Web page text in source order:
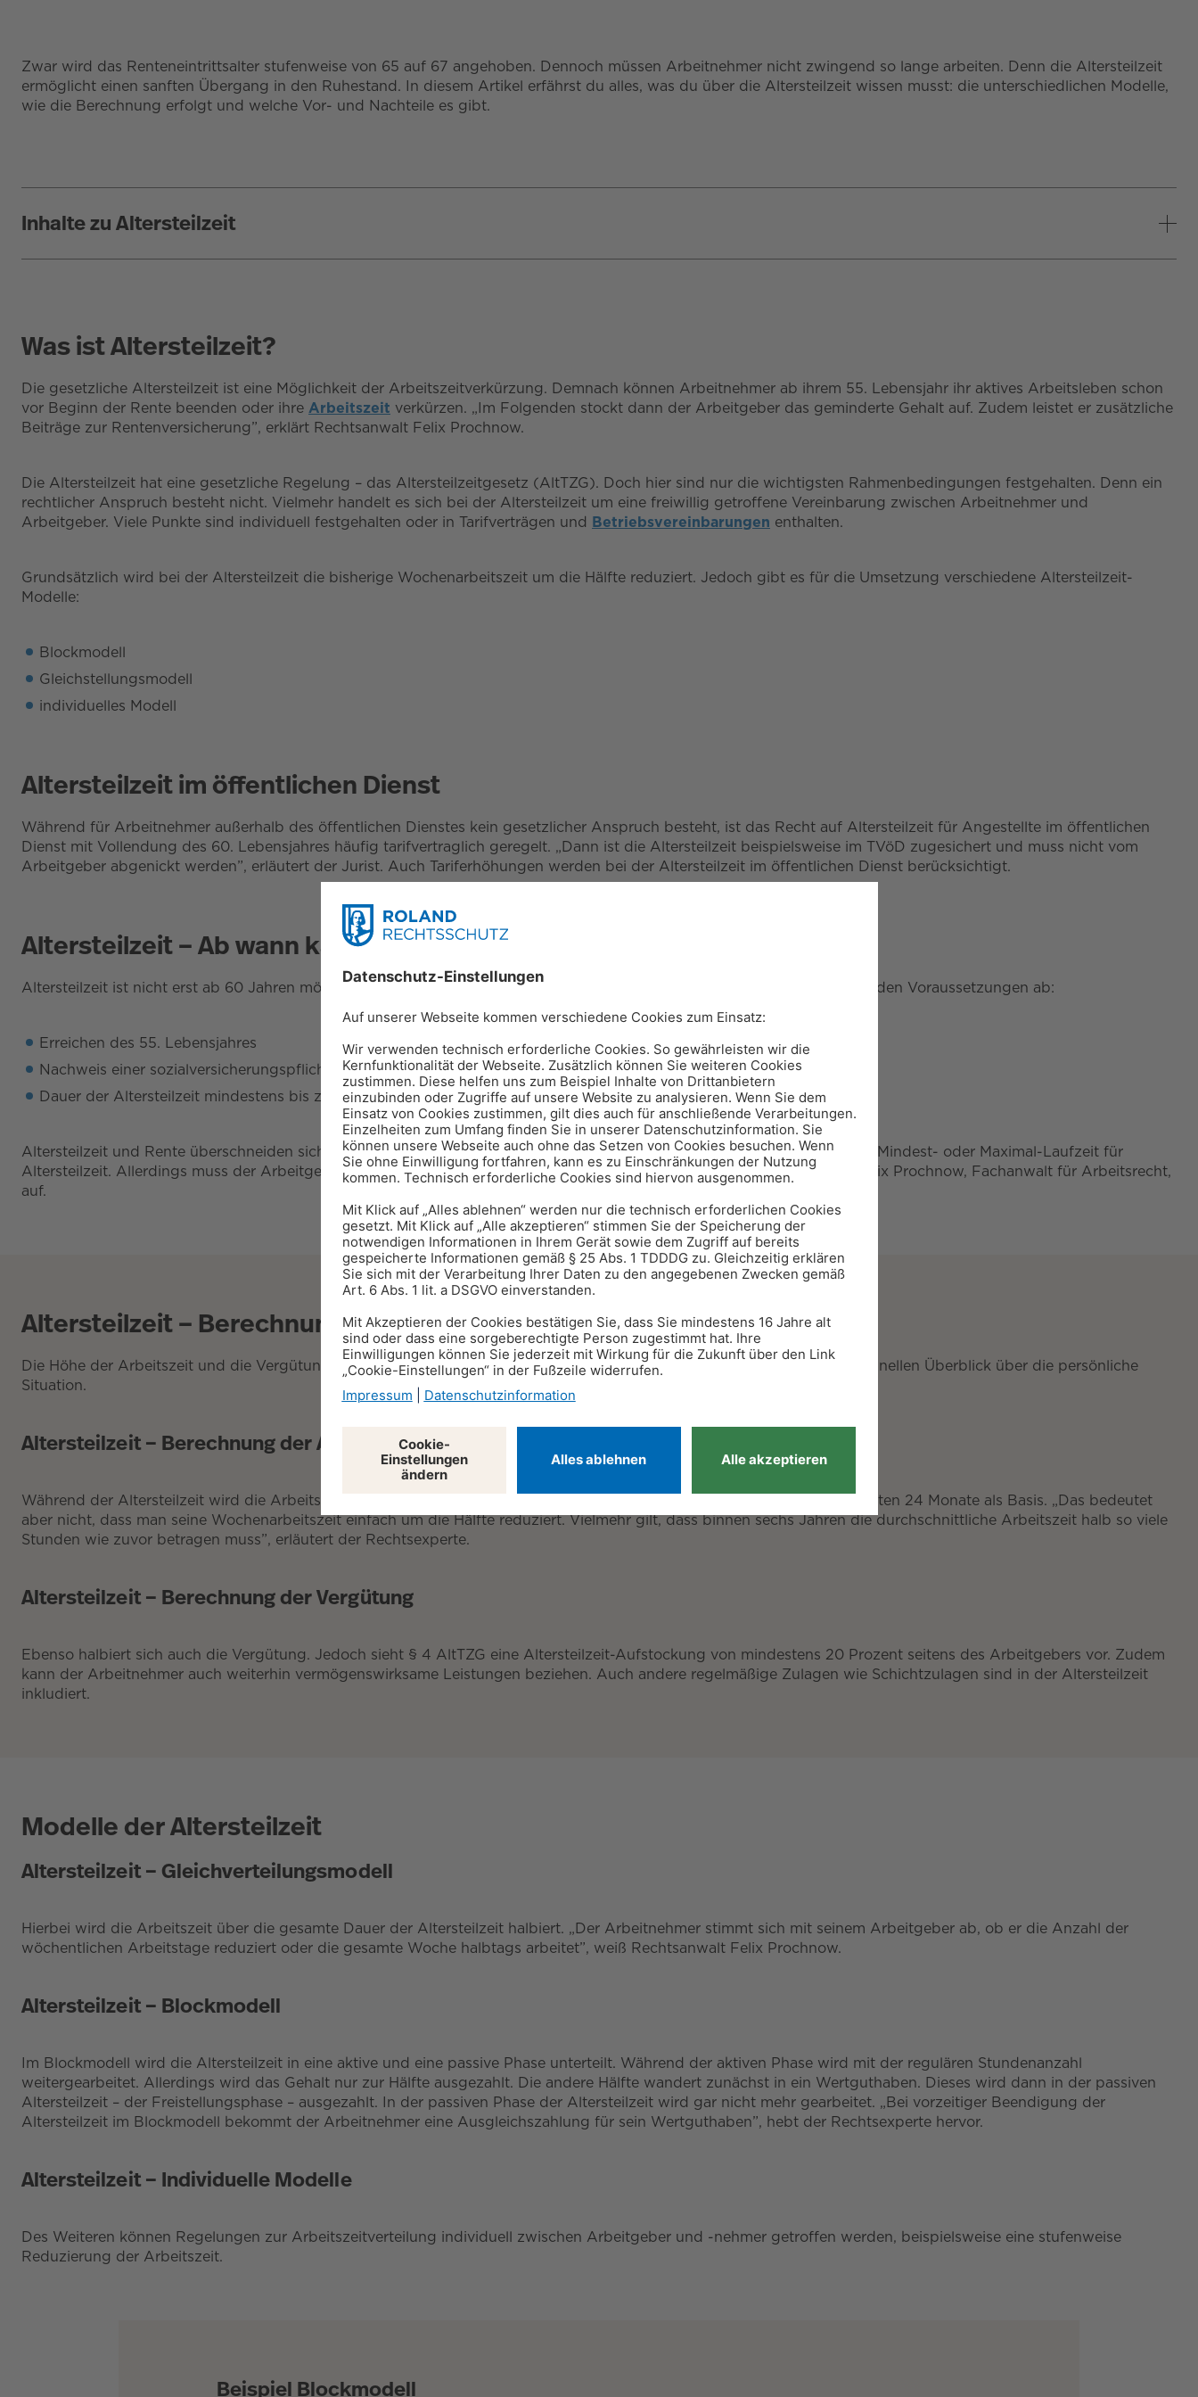
Zwar wird das Renteneintrittsalter stufenweise von 65 auf 67 angehoben. Dennoch müssen Arbeitnehmer nicht zwingend so lange arbeiten. Denn die Altersteilzeit
ermöglicht einen sanften Übergang in den Ruhestand. In diesem Artikel erfährst du alles, was du über die Altersteilzeit wissen musst: die unterschiedlichen Modelle,
wie die Berechnung erfolgt und welche Vor- und Nachteile es gibt.
Inhalte zu Altersteilzeit
Was ist Altersteilzeit?
Die gesetzliche Altersteilzeit ist eine Möglichkeit der Arbeitszeitverkürzung. Demnach können Arbeitnehmer ab ihrem 55. Lebensjahr ihr aktives Arbeitsleben schon
vor Beginn der Rente beenden oder ihre Arbeitszeit verkürzen. „Im Folgenden stockt dann der Arbeitgeber das geminderte Gehalt auf. Zudem leistet er zusätzliche
Beiträge zur Rentenversicherung”, erklärt Rechtsanwalt Felix Prochnow.
Die Altersteilzeit hat eine gesetzliche Regelung – das Altersteilzeitgesetz (AltTZG). Doch hier sind nur die wichtigsten Rahmenbedingungen festgehalten. Denn ein
rechtlicher Anspruch besteht nicht. Vielmehr handelt es sich bei der Altersteilzeit um eine freiwillig getroffene Vereinbarung zwischen Arbeitnehmer und
Arbeitgeber. Viele Punkte sind individuell festgehalten oder in Tarifverträgen und Betriebsvereinbarungen enthalten.
Grundsätzlich wird bei der Altersteilzeit die bisherige Wochenarbeitszeit um die Hälfte reduziert. Jedoch gibt es für die Umsetzung verschiedene Altersteilzeit-
Modelle:
Blockmodell
Gleichstellungsmodell
individuelles Modell
Altersteilzeit im öffentlichen Dienst
Während für Arbeitnehmer außerhalb des öffentlichen Dienstes kein gesetzlicher Anspruch besteht, ist das Recht auf Altersteilzeit für Angestellte im öffentlichen
Dienst mit Vollendung des 60. Lebensjahres häufig tarifvertraglich geregelt. „Dann ist die Altersteilzeit beispielsweise im TVöD zugesichert und muss nicht vom
Arbeitgeber abgenickt werden”, erläutert der Jurist. Auch Tariferhöhungen werden bei der Altersteilzeit im öffentlichen Dienst berücksichtigt.
Altersteilzeit – Ab wann kann ich sie nehmen?
Altersteilzeit ist nicht erst ab 60 Jahren möglich. Ab wann ein Arbeitnehmer in Altersteilzeit gehen kann, hängt von folgenden Voraussetzungen ab:
Erreichen des 55. Lebensjahres
Nachweis einer sozialversicherungspflichtigen Beschäftigung von 1.080 Tagen binnen der letzten fünf Jahre
Dauer der Altersteilzeit mindestens bis zum frühestmöglichen Beginn der Rente
Altersteilzeit und Rente überschneiden sich nicht. Die Altersteilzeit endet mit dem Renteneintritt. „Gesetzlich gibt es keine Mindest- oder Maximal-Laufzeit für
Altersteilzeit. Allerdings muss der Arbeitgeber seine Aufstockungen nur während der ersten sechs Jahre zahlen”, zeigt Felix Prochnow, Fachanwalt für Arbeitsrecht,
auf.
Altersteilzeit – Berechnung und Beispiele
Die Höhe der Arbeitszeit und die Vergütung der Altersteilzeit sind individuell. Altersteilzeit-Rechner ermöglichen einen schnellen Überblick über die persönliche
Situation.
Altersteilzeit – Berechnung der Arbeitszeit
Während der Altersteilzeit wird die Arbeitszeit halbiert. Dabei gilt der Durchschnitt der geleisteten Arbeitsstunden der letzten 24 Monate als Basis. „Das bedeutet
aber nicht, dass man seine Wochenarbeitszeit einfach um die Hälfte reduziert. Vielmehr gilt, dass binnen sechs Jahren die durchschnittliche Arbeitszeit halb so viele
Stunden wie zuvor betragen muss”, erläutert der Rechtsexperte.
Altersteilzeit – Berechnung der Vergütung
Ebenso halbiert sich auch die Vergütung. Jedoch sieht § 4 AltTZG eine Altersteilzeit-Aufstockung von mindestens 20 Prozent seitens des Arbeitgebers vor. Zudem
kann der Arbeitnehmer auch weiterhin vermögenswirksame Leistungen beziehen. Auch andere regelmäßige Zulagen wie Schichtzulagen sind in der Altersteilzeit
inkludiert.
Modelle der Altersteilzeit
Altersteilzeit – Gleichverteilungsmodell
Hierbei wird die Arbeitszeit über die gesamte Dauer der Altersteilzeit halbiert. „Der Arbeitnehmer stimmt sich mit seinem Arbeitgeber ab, ob er die Anzahl der
wöchentlichen Arbeitstage reduziert oder die gesamte Woche halbtags arbeitet”, weiß Rechtsanwalt Felix Prochnow.
Altersteilzeit – Blockmodell
Im Blockmodell wird die Altersteilzeit in eine aktive und eine passive Phase unterteilt. Während der aktiven Phase wird mit der regulären Stundenanzahl
weitergearbeitet. Allerdings wird das Gehalt nur zur Hälfte ausgezahlt. Die andere Hälfte wandert zunächst in ein Wertguthaben. Dieses wird dann in der passiven
Altersteilzeit – der Freistellungsphase – ausgezahlt. In der passiven Phase der Altersteilzeit wird gar nicht mehr gearbeitet. „Bei vorzeitiger Beendigung der
Altersteilzeit im Blockmodell bekommt der Arbeitnehmer eine Ausgleichszahlung für sein Wertguthaben”, hebt der Rechtsexperte hervor.
Altersteilzeit – Individuelle Modelle
Des Weiteren können Regelungen zur Arbeitszeitverteilung individuell zwischen Arbeitgeber und -nehmer getroffen werden, beispielsweise eine stufenweise
Reduzierung der Arbeitszeit.
Beispiel Blockmodell